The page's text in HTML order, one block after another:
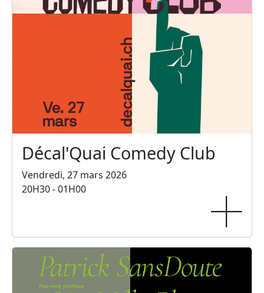
Décal'Quai Comedy Club
Vendredi, 27 mars 2026
20H30 - 01H00